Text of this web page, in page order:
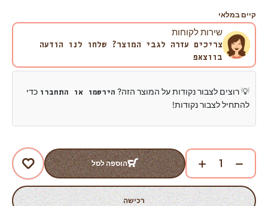
קיים במלאי
שירות לקוחות
צריכים עזרה לגבי המוצר? שלחו לנו הודעה
בווצאפ
💡 רוצים לצבור נקודות על המוצר הזה? הירשמו או התחברו כדי
להתחיל לצבור נקודות!
הוספה לסל
רכישה